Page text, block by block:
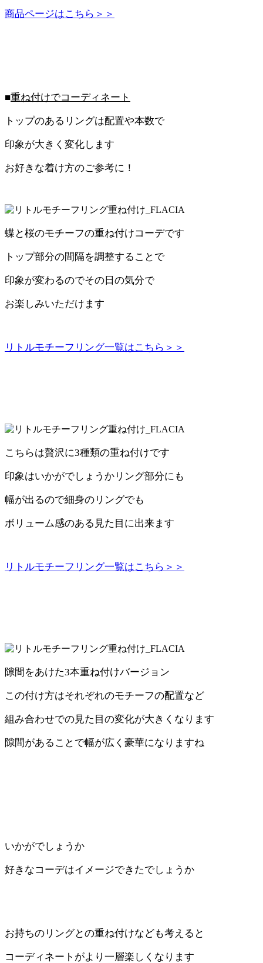
商品ページはこちら＞＞
■重ね付けでコーディネート
トップのあるリングは配置や本数で
印象が大きく変化します
お好きな着け方のご参考に！
蝶と桜のモチーフの重ね付けコーデです
トップ部分の間隔を調整することで
印象が変わるのでその日の気分で
お楽しみいただけます
リトルモチーフリング一覧はこちら＞＞
こちらは贅沢に3種類の重ね付けです
印象はいかがでしょうかリング部分にも
幅が出るので細身のリングでも
ボリューム感のある見た目に出来ます
リトルモチーフリング一覧はこちら＞＞
隙間をあけた3本重ね付けバージョン
この付け方はそれぞれのモチーフの配置など
組み合わせでの見た目の変化が大きくなります
隙間があることで幅が広く豪華になりますね
いかがでしょうか
好きなコーデはイメージできたでしょうか
お持ちのリングとの重ね付けなども考えると
コーディネートがより一層楽しくなります